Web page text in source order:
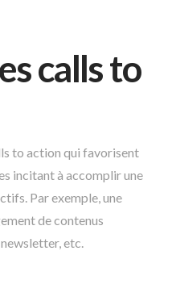
calls to
to action qui favorisent
incitant à accomplir une
Par exemple, une
de contenus
etc.